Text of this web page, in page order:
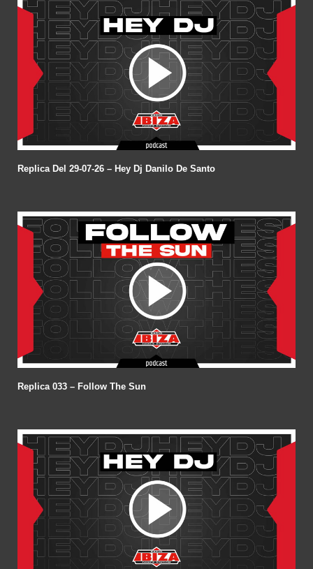
Replica Del 29-07-26 – Hey Dj Danilo De Santo
Replica 033 – Follow The Sun